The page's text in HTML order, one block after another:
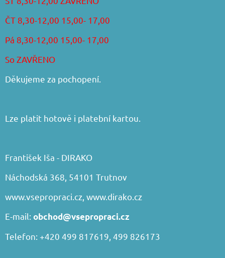
ČT 8,30-12,00 15,00- 17,00
Pá 8,30-12,00 15,00- 17,00
So ZAVŘENO
Děkujeme za pochopení.
Lze platit hotově i platební kartou.
František Iša - DIRAKO
Náchodská 368, 54101 Trutnov
www.vsepropraci.cz www.dirako.cz
E-mail: obchod@vsepropraci.cz
Telefon: +420 499 817619, 499 826173